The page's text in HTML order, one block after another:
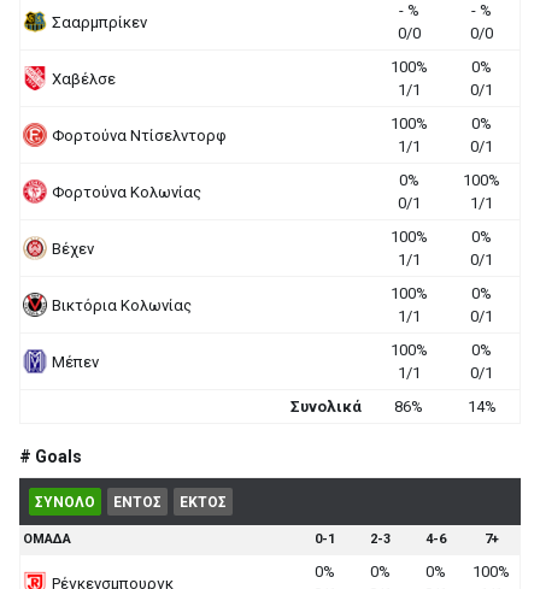
Σααρμπρίκεν
- %
0/0
- %
0/0
Χαβέλσε
100%
1/1
0%
0/1
Φορτούνα Ντίσελντορφ
100%
1/1
0%
0/1
Φορτούνα Κολωνίας
0%
0/1
100%
1/1
Βέχεν
100%
1/1
0%
0/1
Βικτόρια Κολωνίας
100%
1/1
0%
0/1
Μέπεν
100%
1/1
0%
0/1
Συνολικά
86% 14%
# Goals
ΣΥΝΟΛΟ ΕΝΤΟΣ ΕΚΤΟΣ
ΟΜΑΔΑ 0-1 2-3 4-6 7+
Ρέγκενσμπουργκ
0%
0%
0%
100%